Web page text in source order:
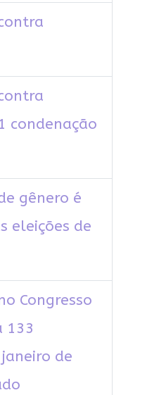
condenação
gênero é
eleições de
Congresso
133
de